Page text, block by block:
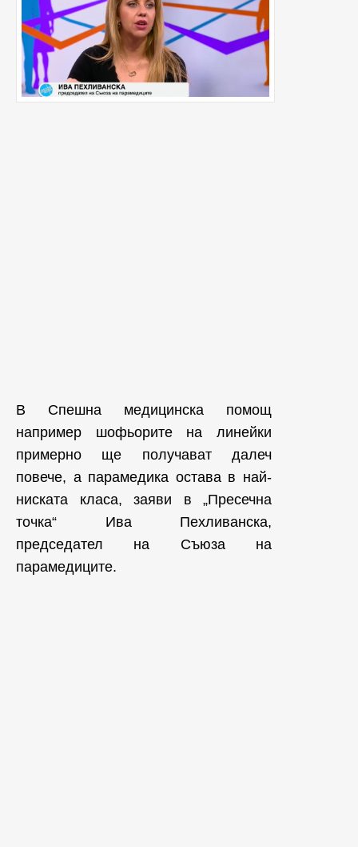
В Спешна медицинска помощ
например шофьорите на линейки
примерно ще получават далеч
повече, а парамедика остава в най-
ниската класа, заяви в „Пресечна
точка“ Ива Пехливанска,
председател на Съюза на
парамедиците.